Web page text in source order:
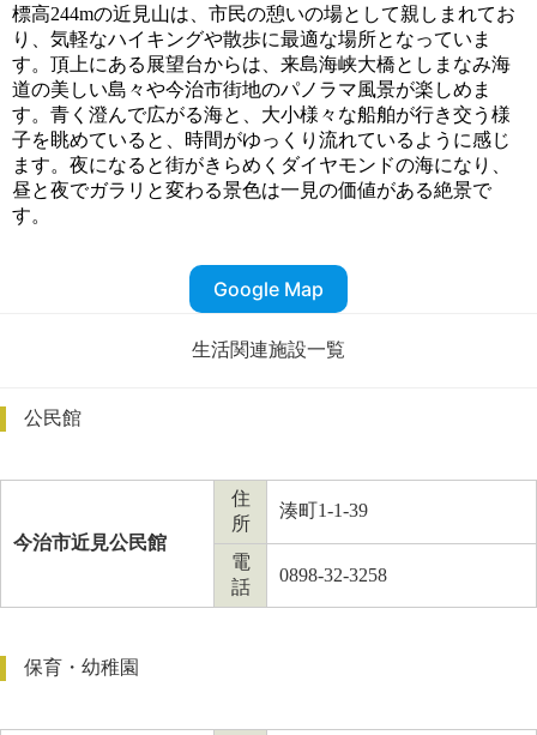
標高244mの近見山は、市民の憩いの場として親しまれてお
り、気軽なハイキングや散歩に最適な場所となっていま
す。頂上にある展望台からは、来島海峡大橋としまなみ海
道の美しい島々や今治市街地のパノラマ風景が楽しめま
す。青く澄んで広がる海と、大小様々な船舶が行き交う様
子を眺めていると、時間がゆっくり流れているように感じ
ます。夜になると街がきらめくダイヤモンドの海になり、
昼と夜でガラリと変わる景色は一見の価値がある絶景で
す。
Google Map
生活関連施設一覧
公民館
今治市近見公民館
住
所
湊町1-1-39
電
話
0898-32-3258
保育・幼稚園